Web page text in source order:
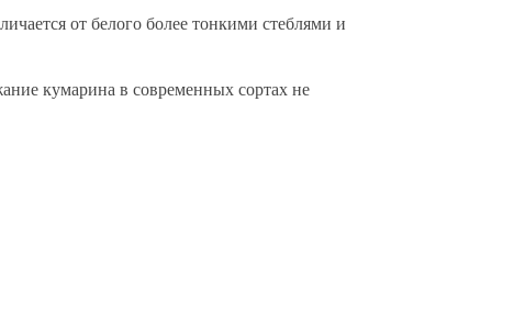
от белого более тонкими стеблями и
кумарина в современных сортах не